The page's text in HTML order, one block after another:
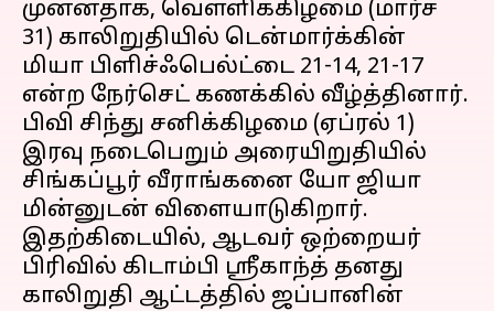
முன்னதாக, வெள்ளிக்கிழமை (மார்ச்
31) காலிறுதியில் டென்மார்க்கின்
மியா பிளிச்ஃபெல்ட்டை 21-14, 21-17
என்ற நேர்செட் கணக்கில் வீழ்த்தினார்.
பிவி சிந்து சனிக்கிழமை (ஏப்ரல் 1)
இரவு நடைபெறும் அரையிறுதியில்
சிங்கப்பூர் வீராங்கனை யோ ஜியா
மின்னுடன் விளையாடுகிறார்.
இதற்கிடையில், ஆடவர் ஒற்றையர்
பிரிவில் கிடாம்பி ஸ்ரீகாந்த் தனது
காலிறுதி ஆட்டத்தில் ஜப்பானின்